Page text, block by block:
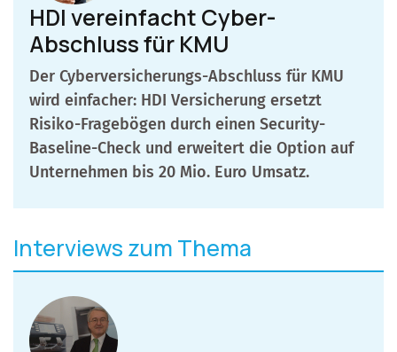
HDI vereinfacht Cyber-
Abschluss für KMU
Der Cyberversicherungs-Abschluss für KMU
wird einfacher: HDI Versicherung ersetzt
Risiko-Fragebögen durch einen Security-
Baseline-Check und erweitert die Option auf
Unternehmen bis 20 Mio. Euro Umsatz.
Interviews zum Thema